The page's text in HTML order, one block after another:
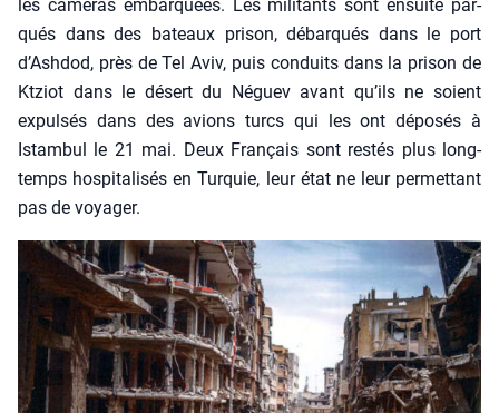
les camé­ras embar­quées. Les mili­tants sont ensuite par­
qués dans des bateaux pri­son, débar­qués dans le port
d’Ashdod, près de Tel Aviv, puis conduits dans la pri­son de
Ktziot dans le désert du Néguev avant qu’ils ne soient
expul­sés dans des avions turcs qui les ont dépo­sés à
Istam­bul le 21 mai. Deux Fran­çais sont res­tés plus long­
temps hos­pi­ta­li­sés en Tur­quie, leur état ne leur per­met­tant
pas de voya­ger.